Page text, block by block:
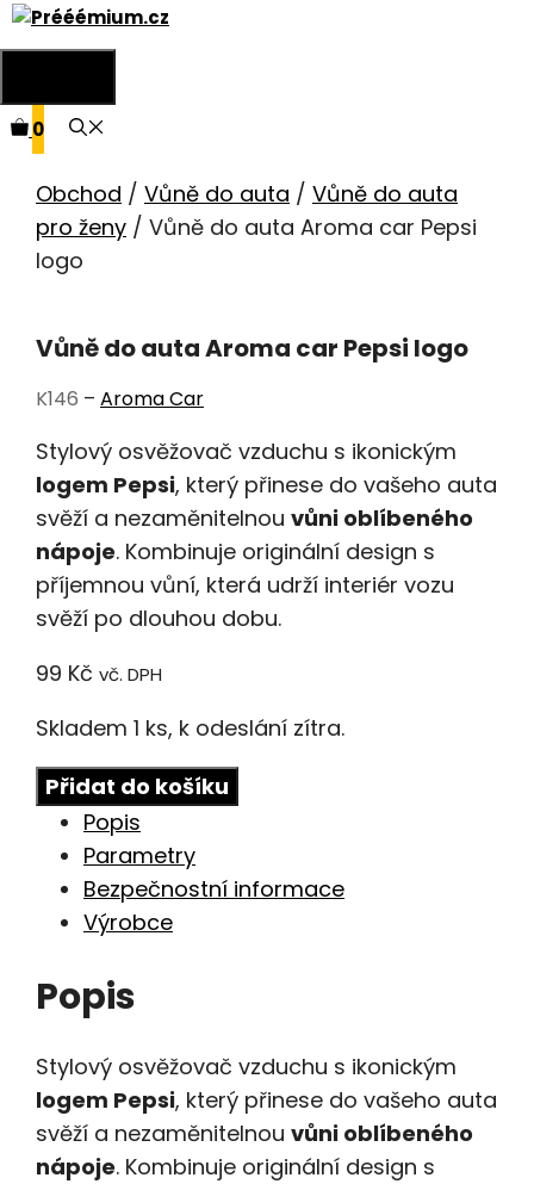
Přeskočit
na
0
Obchod / Vůně do auta / Vůně do auta
pro ženy / Vůně do auta Aroma car Pepsi
logo
Vůně do auta Aroma car Pepsi logo
K146 – Aroma Car
Stylový osvěžovač vzduchu s ikonickým
logem Pepsi, který přinese do vašeho auta
svěží a nezaměnitelnou vůni oblíbeného
nápoje. Kombinuje originální design s
příjemnou vůní, která udrží interiér vozu
svěží po dlouhou dobu.
99 Kč vč. DPH
Skladem 1 ks, k odeslání zítra.
Vůně
do
auta
Aroma
car
logo
množství
Přidat do košíku
Popis
Parametry
Bezpečnostní informace
Výrobce
Popis
Stylový osvěžovač vzduchu s ikonickým
logem Pepsi, který přinese do vašeho auta
svěží a nezaměnitelnou vůni oblíbeného
nápoje. Kombinuje originální design s